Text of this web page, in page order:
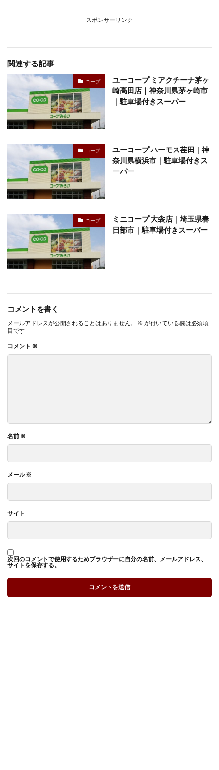
スポンサーリンク
関連する記事
コープ
ユーコープ ミアクチーナ茅ヶ
崎高田店｜神奈川県茅ヶ崎市
｜駐車場付きスーパー
コープ
ユーコープ ハーモス荏田｜神
奈川県横浜市｜駐車場付きス
ーパー
コープ
ミニコープ 大衾店｜埼玉県春
日部市｜駐車場付きスーパー
コメントを書く
メールアドレスが公開されることはありません。 ※ が付いている欄は必須項
目です
コメント ※
名前 ※
メール※
サイト
次回のコメントで使用するためブラウザーに自分の名前、メールアドレス、
サイトを保存する。